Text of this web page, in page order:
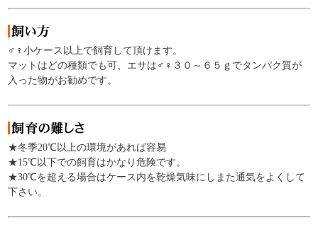
♂♀小ケース以上で飼育して頂けます。
マットはどの種類でも可、エサは♂♀３０～６５ｇでタンパク質が
入った物がお勧めです。
★冬季20℃以上の環境があれば容易
★15℃以下での飼育はかなり危険です。
★30℃を超える場合はケース内を乾燥気味にしまた通気をよくして
下さい。